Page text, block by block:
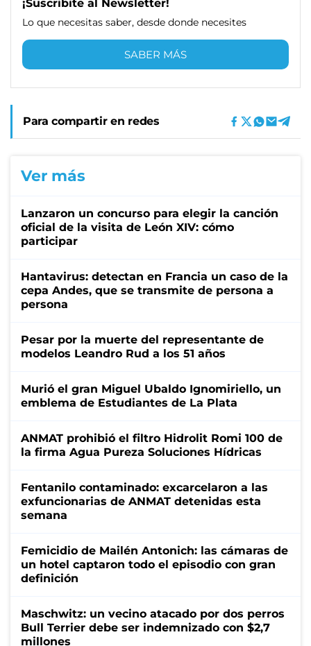
¡Suscribite al Newsletter!
Lo que necesitas saber, desde donde necesites
SABER MÁS
Para compartir en redes
Ver más
Lanzaron un concurso para elegir la canción
oficial de la visita de León XIV: cómo
participar
Hantavirus: detectan en Francia un caso de la
cepa Andes, que se transmite de persona a
persona
Pesar por la muerte del representante de
modelos Leandro Rud a los 51 años
Murió el gran Miguel Ubaldo Ignomiriello, un
emblema de Estudiantes de La Plata
ANMAT prohibió el filtro Hidrolit Romi 100 de
la firma Agua Pureza Soluciones Hídricas
Fentanilo contaminado: excarcelaron a las
exfuncionarias de ANMAT detenidas esta
semana
Femicidio de Mailén Antonich: las cámaras de
un hotel captaron todo el episodio con gran
definición
Maschwitz: un vecino atacado por dos perros
Bull Terrier debe ser indemnizado con $2,7
millones